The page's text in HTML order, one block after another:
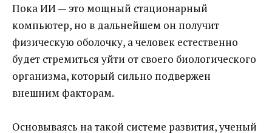
Пока ИИ — это мощный стационарный
компьютер, но в дальнейшем он получит
физическую оболочку, а человек естественно
будет стремиться уйти от своего биологического
организма, который сильно подвержен
внешним факторам.
Основываясь на такой системе развития, ученый